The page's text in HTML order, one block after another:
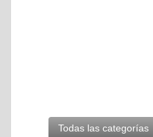
Todas las categorías